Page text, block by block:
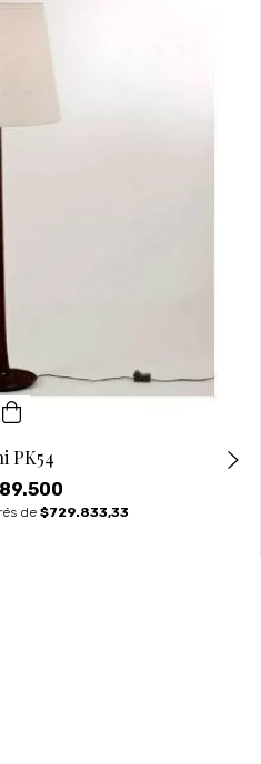
PK54
de $729.833,33